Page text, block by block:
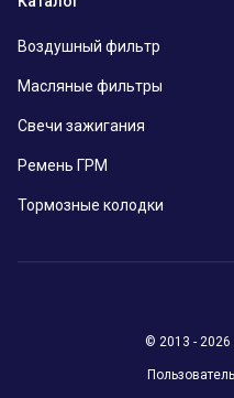
Воздушный фильтр
Масляные фильтры
Свечи зажигания
Ремень ГРМ
Тормозные колодки
© 2013 - 2026